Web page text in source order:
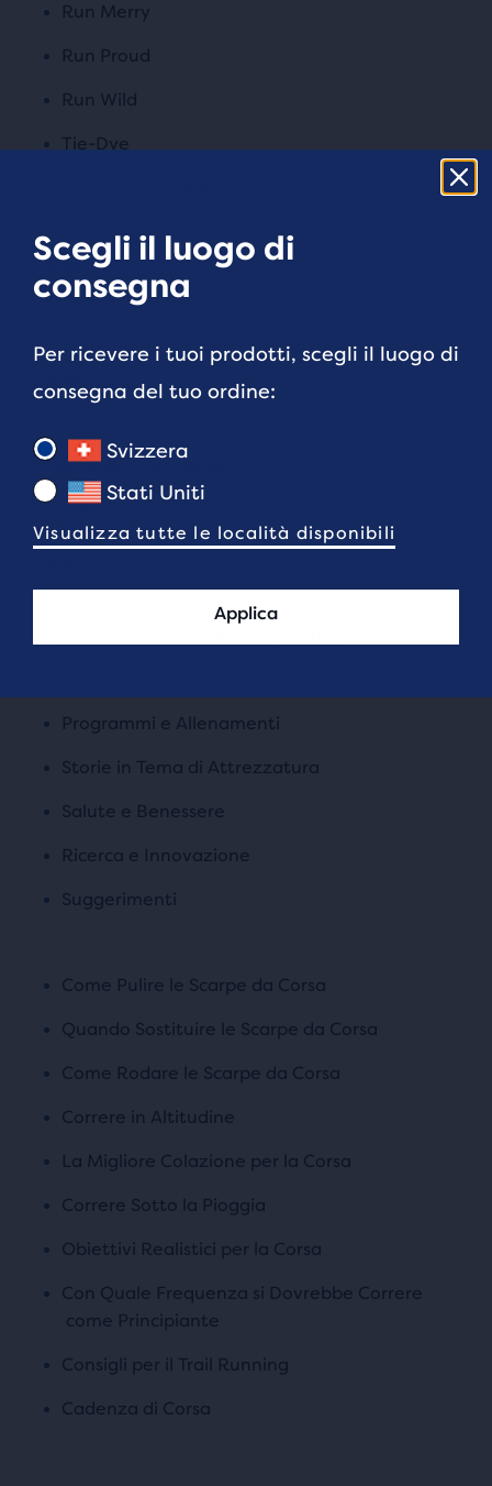
Run Merry
Run Proud
Run Wild
Tie-Dye
Scarpe e Abbigliamento da Corsa in Edizione
Saldi Donna
Tutti Gli Articoli In Saldo
Tutti I Saldi Abbigliamento da Corsa
Per Saperne di Più
Programmi e Allenamenti
Storie in Tema di Attrezzatura
Salute e Benessere
Ricerca e Innovazione
Suggerimenti
Come Pulire le Scarpe da Corsa
Quando Sostituire le Scarpe da Corsa
Come Rodare le Scarpe da Corsa
Correre in Altitudine
La Migliore Colazione per la Corsa
Correre Sotto la Pioggia
Obiettivi Realistici per la Corsa
Con Quale Frequenza si Dovrebbe Correre
come Principiante
Consigli per il Trail Running
Cadenza di Corsa
Scegli il luogo di
consegna
Per ricevere i tuoi prodotti, scegli il luogo di
consegna del tuo ordine:
Svizzera
Stati Uniti
Visualizza tutte le località disponibili
Applica